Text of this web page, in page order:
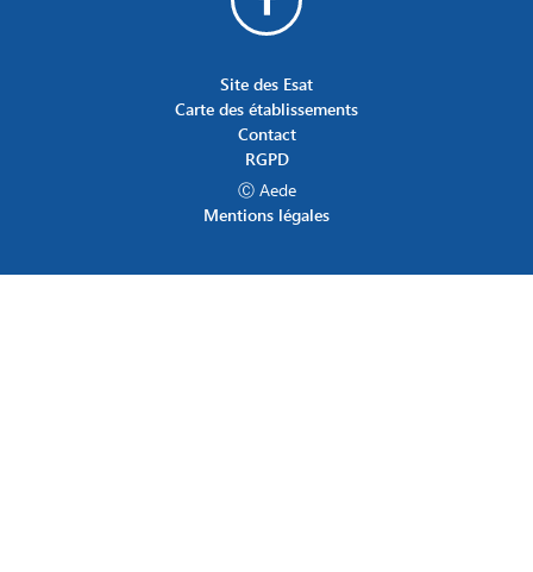
Site des Esat
Carte des établissements
Contact
RGPD
Ⓒ Aede
Mentions légales